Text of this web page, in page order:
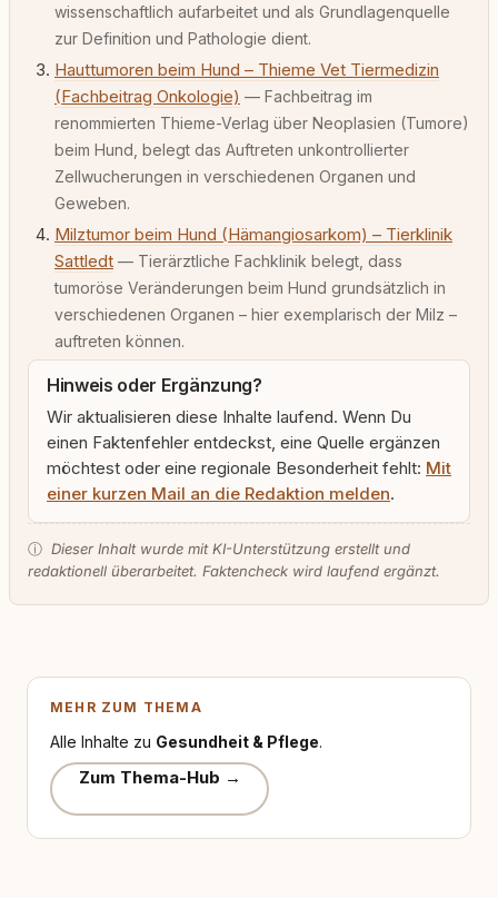
wissenschaftlich aufarbeitet und als Grundlagenquelle
zur Definition und Pathologie dient.
Hauttumoren beim Hund – Thieme Vet Tiermedizin
(Fachbeitrag Onkologie) — Fachbeitrag im
renommierten Thieme-Verlag über Neoplasien (Tumore)
beim Hund, belegt das Auftreten unkontrollierter
Zellwucherungen in verschiedenen Organen und
Geweben.
Milztumor beim Hund (Hämangiosarkom) – Tierklinik
Sattledt — Tierärztliche Fachklinik belegt, dass
tumoröse Veränderungen beim Hund grundsätzlich in
verschiedenen Organen – hier exemplarisch der Milz –
auftreten können.
Hinweis oder Ergänzung?
Wir aktualisieren diese Inhalte laufend. Wenn Du
einen Faktenfehler entdeckst, eine Quelle ergänzen
möchtest oder eine regionale Besonderheit fehlt: Mit
einer kurzen Mail an die Redaktion melden.
ⓘ Dieser Inhalt wurde mit KI-Unterstützung erstellt und
redaktionell überarbeitet. Faktencheck wird laufend ergänzt.
MEHR ZUM THEMA
Alle Inhalte zu Gesundheit & Pflege.
Zum Thema-Hub →